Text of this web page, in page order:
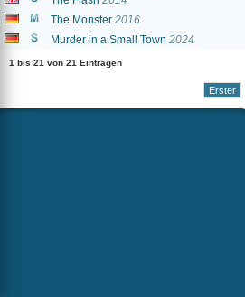
The Monster 2016
Murder in a Small Town 2024
1 bis 21 von 21 Einträgen
Erster